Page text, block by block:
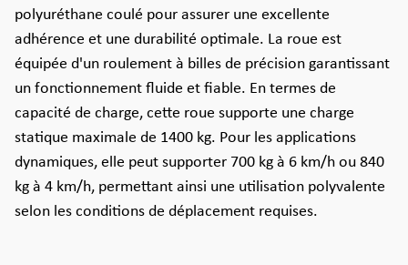
polyuréthane coulé pour assurer une excellente
adhérence et une durabilité optimale. La roue est
équipée d'un roulement à billes de précision garantissant
un fonctionnement fluide et fiable. En termes de
capacité de charge, cette roue supporte une charge
statique maximale de 1400 kg. Pour les applications
dynamiques, elle peut supporter 700 kg à 6 km/h ou 840
kg à 4 km/h, permettant ainsi une utilisation polyvalente
selon les conditions de déplacement requises.